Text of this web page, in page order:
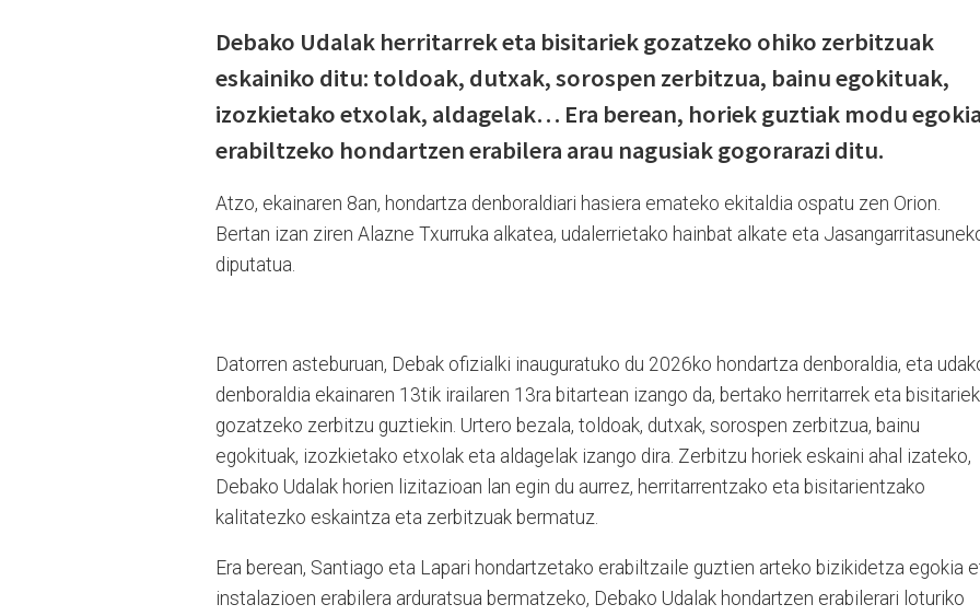
Debako Udalak herritarrek eta bisitariek gozatzeko ohiko zerbitzuak
eskainiko ditu: toldoak, dutxak, sorospen zerbitzua, bainu egokituak,
izozkietako etxolak, aldagelak… Era berean, horiek guztiak modu
erabiltzeko hondartzen erabilera arau nagusiak gogorarazi ditu.
Atzo, ekainaren 8an, hondartza denboraldiari hasiera emateko ekitaldia ospatu zen Orion.
Bertan izan ziren Alazne Txurruka alkatea, udalerrietako hainbat alkate eta
diputatua.
Datorren asteburuan, Debak ofizialki inauguratuko du 2026ko hondartza denboraldia, eta
denboraldia ekainaren 13tik irailaren 13ra bitartean izango da, bertako herritarrek eta bisitariek
gozatzeko zerbitzu guztiekin. Urtero bezala, toldoak, dutxak, sorospen zerbitzua, bainu
egokituak, izozkietako etxolak eta aldagelak izango dira. Zerbitzu horiek eskaini ahal izateko,
Debako Udalak horien lizitazioan lan egin du aurrez, herritarrentzako eta bisitarientzako
kalitatezko eskaintza eta zerbitzuak bermatuz.
Era berean, Santiago eta Lapari hondartzetako erabiltzaile guztien arteko bizikidetza egokia
instalazioen erabilera arduratsua bermatzeko, Debako Udalak hondartzen erabilerari loturiko